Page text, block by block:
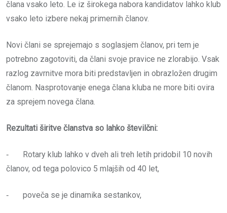
člana vsako leto. Le iz širokega nabora kandidatov lahko klub
vsako leto izbere nekaj primernih članov.
Novi člani se sprejemajo s soglasjem članov, pri tem je
potrebno zagotoviti, da člani svoje pravice ne zlorabijo. Vsak
razlog zavrnitve mora biti predstavljen in obrazložen drugim
članom. Nasprotovanje enega člana kluba ne more biti ovira
za sprejem novega člana.
Rezultati širitve članstva so lahko številčni:
‐ Rotary klub lahko v dveh ali treh letih pridobil 10 novih
članov, od tega polovico 5 mlajših od 40 let,
‐ poveča se je dinamika sestankov,